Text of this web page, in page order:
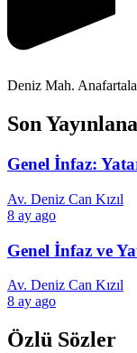
Deniz Mah.
Son
Genel İnfaz:
Av. Deniz Can Kızıl
8 ay ago
Genel İnfaz ve
Av. Deniz Can Kızıl
8 ay ago
Özlü Sözler